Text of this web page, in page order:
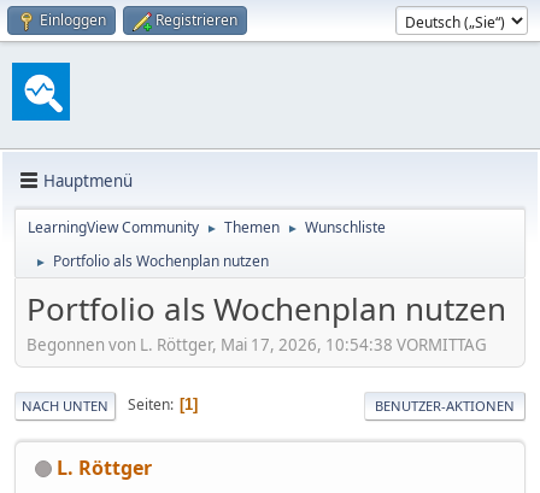
Einloggen Registrieren
Hauptmenü
LearningView Community ► Themen ► Wunschliste
► Portfolio als Wochenplan nutzen
Portfolio als Wochenplan nutzen
Begonnen von L. Röttger, Mai 17, 2026, 10:54:38 VORMITTAG
NACH UNTEN Seiten 1 BENUTZER-AKTIONEN
L. Röttger